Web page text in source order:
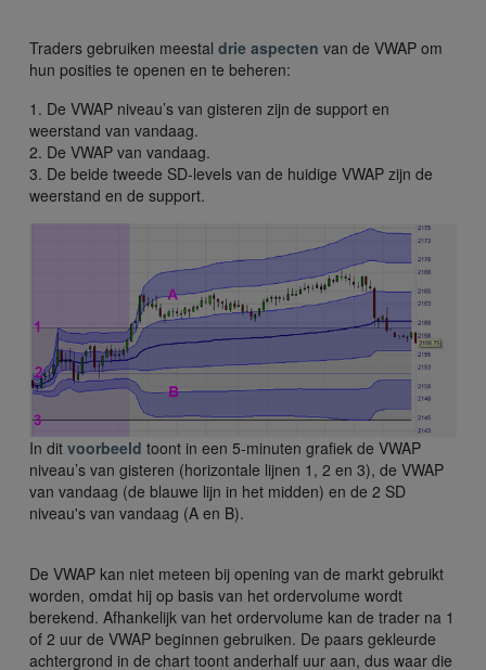
Traders gebruiken meestal drie aspecten van de VWAP om
hun posities te openen en te beheren:
1. De VWAP niveau’s van gisteren zijn de support en
weerstand van vandaag.
2. De VWAP van vandaag.
3. De beide tweede SD-levels van de huidige VWAP zijn de
weerstand en de support.
In dit voorbeeld toont in een 5-minuten grafiek de VWAP
niveau’s van gisteren (horizontale lijnen 1, 2 en 3), de VWAP
van vandaag (de blauwe lijn in het midden) en de 2 SD
niveau's van vandaag (A en B).
De VWAP kan niet meteen bij opening van de markt gebruikt
worden, omdat hij op basis van het ordervolume wordt
berekend. Afhankelijk van het ordervolume kan de trader na 1
of 2 uur de VWAP beginnen gebruiken. De paars gekleurde
achtergrond in de chart toont anderhalf uur aan, dus waar die